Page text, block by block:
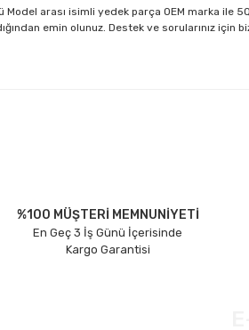
Model arası isimli yedek parça OEM marka ile
emin olunuz. Destek ve sorularınız için
%100 MÜŞTERİ MEMNUNİYETİ
En Geç 3 İş Günü İçerisinde
Kargo Garantisi